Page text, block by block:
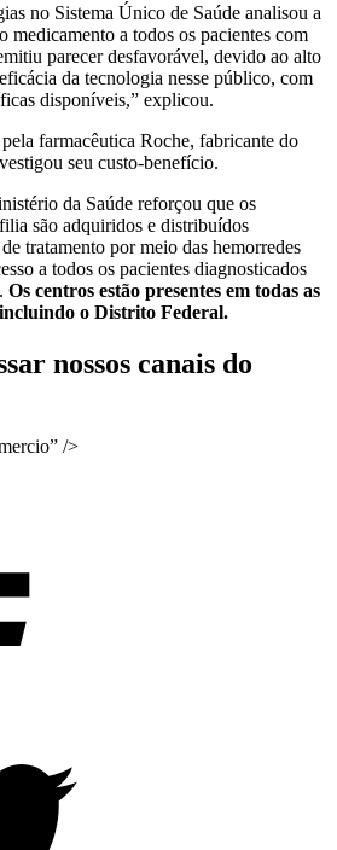
no Sistema Único de Saúde analisou a
medicamento a todos os pacientes com
parecer desfavorável, devido ao alto
da tecnologia nesse público, com
disponíveis,” explicou.
farmacêutica Roche, fabricante do
seu custo-benefício.
da Saúde reforçou que os
são adquiridos e distribuídos
tratamento por meio das hemorredes
a todos os pacientes diagnosticados
Os centros estão presentes em todas as
o Distrito Federal.
nossos canais do
/>